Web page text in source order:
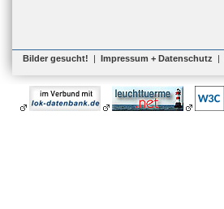
Bilder gesucht! | Impressum + Datenschutz |